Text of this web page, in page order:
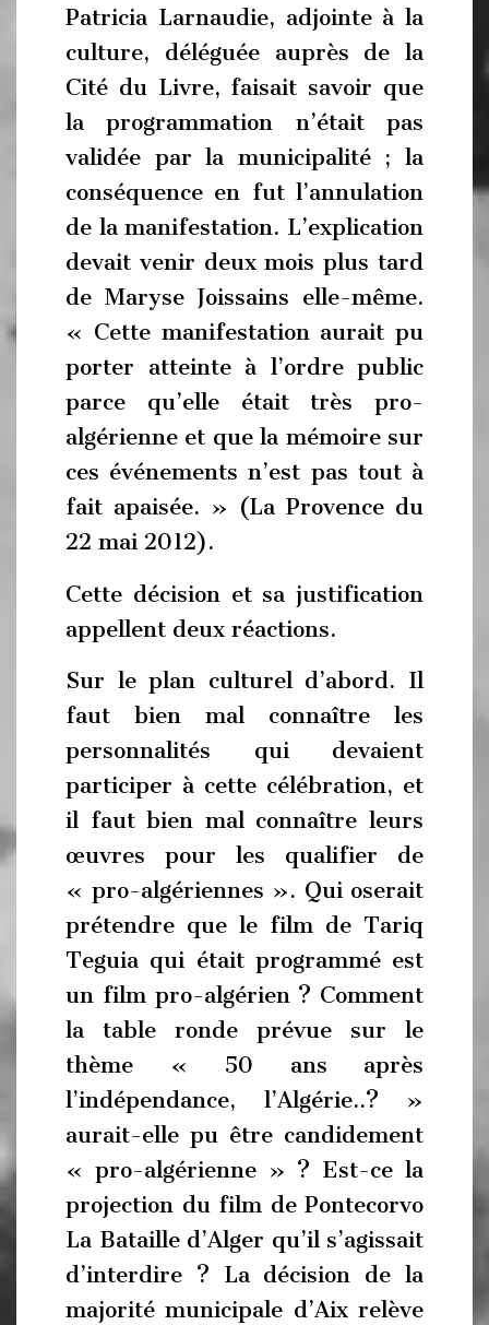
Patricia Larnaudie, adjointe à la
culture, déléguée auprès de la
Cité du Livre, faisait savoir que
la programmation n’était pas
validée par la municipalité ; la
conséquence en fut l’annulation
de la manifestation. L’explication
devait venir deux mois plus tard
de Maryse Joissains elle-même.
« Cette manifestation aurait pu
porter atteinte à l’ordre public
parce qu’elle était très pro-
algérienne et que la mémoire sur
ces événements n’est pas tout à
fait apaisée. » (La Provence du
22 mai 2012).
Cette décision et sa justification
appellent deux réactions.
Sur le plan culturel d’abord. Il
faut bien mal connaître les
personnalités qui devaient
participer à cette célébration, et
il faut bien mal connaître leurs
œuvres pour les qualifier de
« pro-algériennes ». Qui oserait
prétendre que le film de Tariq
Teguia qui était programmé est
un film pro-algérien ? Comment
la table ronde prévue sur le
thème « 50 ans après
l’indépendance, l’Algérie..? »
aurait-elle pu être candidement
« pro-algérienne » ? Est-ce la
projection du film de Pontecorvo
La Bataille d’Alger qu’il s’agissait
d’interdire ? La décision de la
majorité municipale d’Aix relève